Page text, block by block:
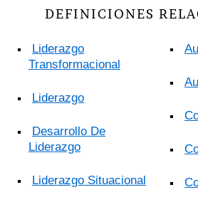
DEFINICIONES
Liderazgo
Transformacional
Liderazgo
Desarrollo De
Liderazgo
Liderazgo Situacional